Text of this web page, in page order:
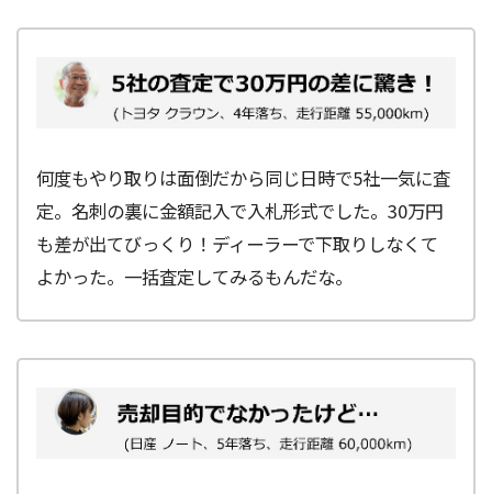
何度もやり取りは面倒だから同じ日時で5社一気に査
定。名刺の裏に金額記入で入札形式でした。30万円
も差が出てびっくり！ディーラーで下取りしなくて
よかった。一括査定してみるもんだな。